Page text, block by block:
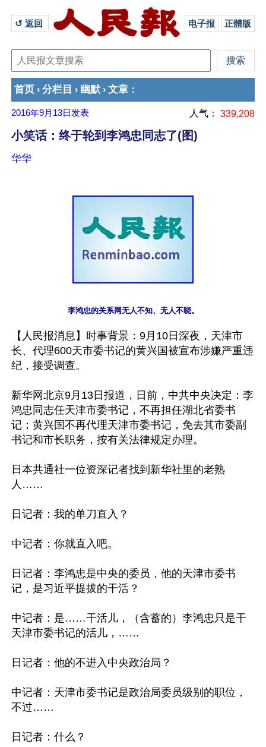
↺ 返回 电子报 正體版
首页 › 分栏目 › 幽默 › 文章 ：
2016年9月13日 发表 人气： 339,208
小笑话：终于轮到李鸿忠同志了(图)
华华
李鸿忠的关系网无人不知、无人不晓。
【人民报消息】时事背景：9月10日深夜，天津市
长、代理600天市委书记的黄兴国被宣布涉嫌严重违
纪，接受调查。
新华网北京9月13日报道，日前，中共中央决定：李
鸿忠同志任天津市委书记，不再担任湖北省委书
记；黄兴国不再代理天津市委书记，免去其市委副
书记和市长职务，按有关法律规定办理。
日本共通社一位资深记者找到新华社里的老熟
人……
日记者：我的单刀直入？
中记者：你就直入吧。
日记者：李鸿忠是中央的委员，他的天津市委书
记，是习近平提拔的干活？
中记者：是……干活儿，（含蓄的）李鸿忠只是干
天津市委书记的活儿，……
日记者：他的不进入中央政治局？
中记者：天津市委书记是政治局委员级别的职位，
不过……
日记者：什么？